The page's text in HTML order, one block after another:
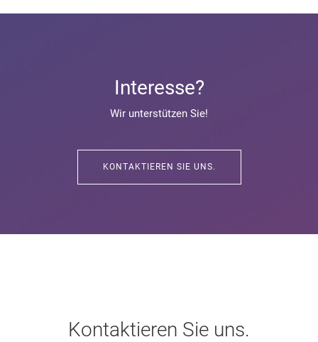
Interesse?
Wir unterstützen Sie!
KONTAKTIEREN SIE UNS.
Kontaktieren Sie uns.